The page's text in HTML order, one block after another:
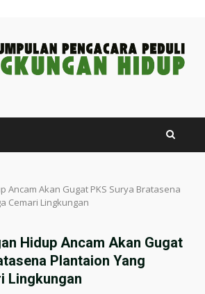
Ancam Akan Gugat PKS Surya Bratasena
Cemari Lingkungan
Hidup Ancam Akan Gugat
Plantaion Yang
Lingkungan